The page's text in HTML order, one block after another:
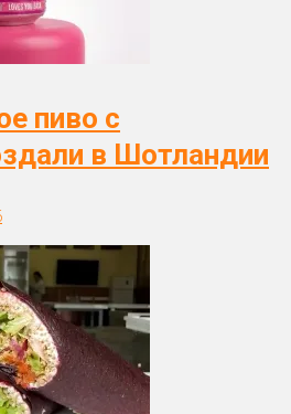
пиво с
в Шотландии